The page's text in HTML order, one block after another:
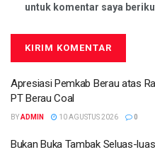
untuk komentar saya
Apresiasi Pemkab Berau atas
PT Berau Coal
BYADMIN 10 AGUSTUS 2026 0
Bukan Buka Tambak Seluas-